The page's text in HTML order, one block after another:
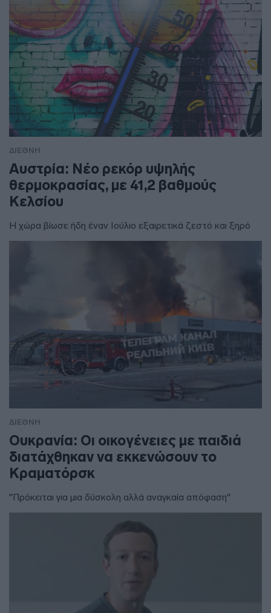
ΔΙΕΘΝΗ
Αυστρία: Νέο ρεκόρ υψηλής
θερμοκρασίας, με 41,2 βαθμούς
Κελσίου
Η χώρα βίωσε ήδη έναν Ιούλιο εξαιρετικά ζεστό και ξηρό
ΔΙΕΘΝΗ
Ουκρανία: Οι οικογένειες με παιδιά
διατάχθηκαν να εκκενώσουν το
Κραματόρσκ
"Πρόκειται για μια δύσκολη αλλά αναγκαία απόφαση"